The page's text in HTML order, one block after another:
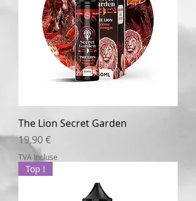
The Lion Secret Garden
Prix
19,90 €
TVA Incluse
Top !